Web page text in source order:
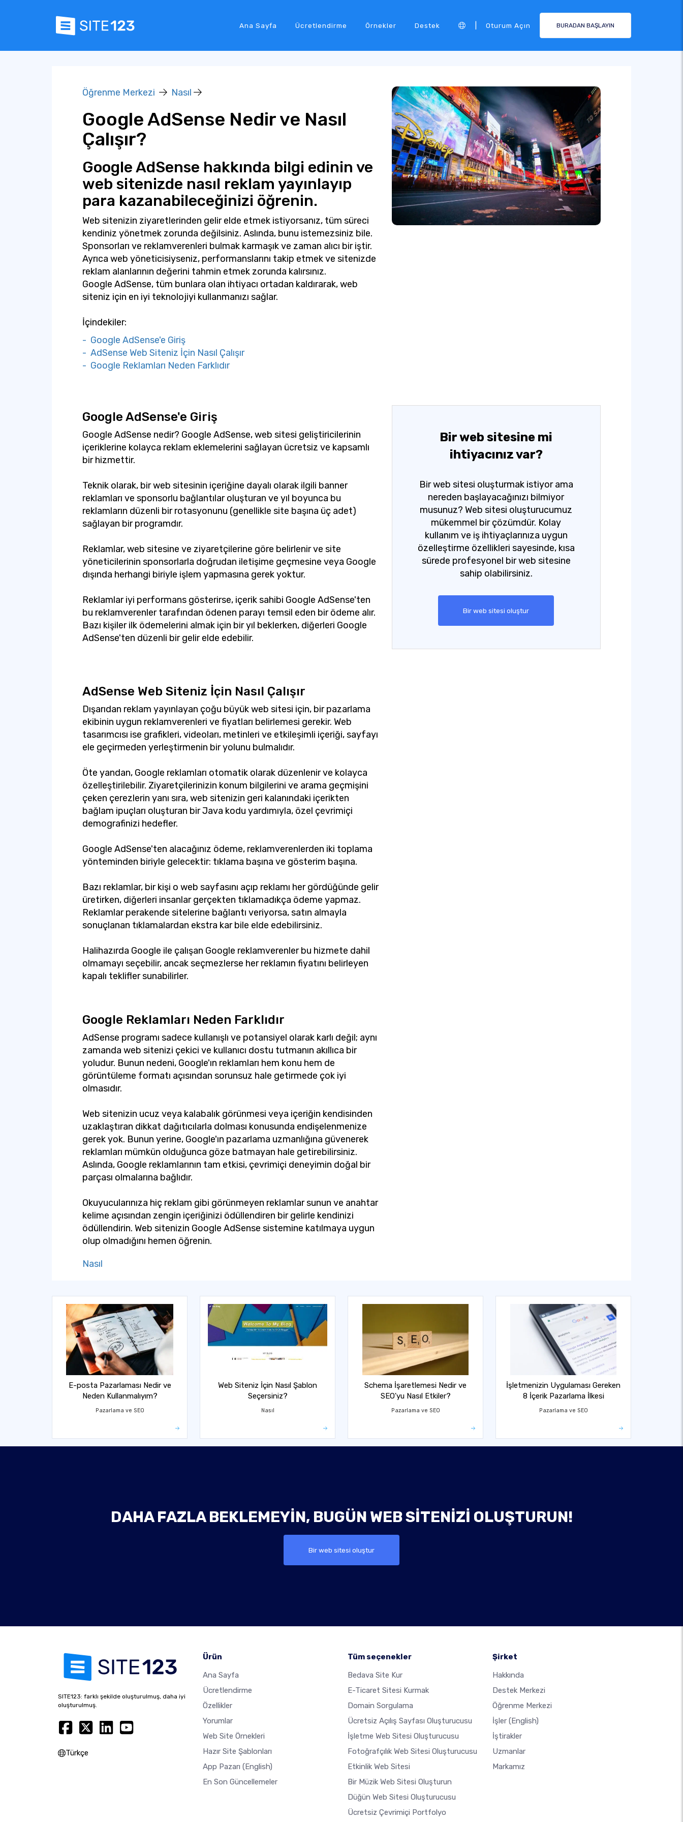
Ana Sayfa Ücretlendirme Örnekler Destek Oturum Açın BURADAN BAŞLAYIN
Öğrenme Merkezi Nasıl
Google AdSense Nedir ve Nasıl
Çalışır?
Google AdSense hakkında bilgi edinin ve
web sitenizde nasıl reklam yayınlayıp
para kazanabileceğinizi öğrenin.
Web sitenizin ziyaretlerinden gelir elde etmek istiyorsanız, tüm süreci
kendiniz yönetmek zorunda değilsiniz. Aslında, bunu istemezsiniz bile.
Sponsorları ve reklamverenleri bulmak karmaşık ve zaman alıcı bir iştir.
Ayrıca web yöneticisiyseniz, performanslarını takip etmek ve sitenizde
reklam alanlarının değerini tahmin etmek zorunda kalırsınız.
Google AdSense, tüm bunlara olan ihtiyacı ortadan kaldırarak, web
siteniz için en iyi teknolojiyi kullanmanızı sağlar.
İçindekiler:
- Google AdSense'e Giriş
- AdSense Web Siteniz İçin Nasıl Çalışır
- Google Reklamları Neden Farklıdır
Google AdSense'e Giriş
Google AdSense nedir? Google AdSense, web sitesi geliştiricilerinin
içeriklerine kolayca reklam eklemelerini sağlayan ücretsiz ve kapsamlı
bir hizmettir.
Teknik olarak, bir web sitesinin içeriğine dayalı olarak ilgili banner
reklamları ve sponsorlu bağlantılar oluşturan ve yıl boyunca bu
reklamların düzenli bir rotasyonunu (genellikle site başına üç adet)
sağlayan bir programdır.
Reklamlar, web sitesine ve ziyaretçilerine göre belirlenir ve site
yöneticilerinin sponsorlarla doğrudan iletişime geçmesine veya Google
dışında herhangi biriyle işlem yapmasına gerek yoktur.
Reklamlar iyi performans gösterirse, içerik sahibi Google AdSense'ten
bu reklamverenler tarafından ödenen parayı temsil eden bir ödeme alır.
Bazı kişiler ilk ödemelerini almak için bir yıl beklerken, diğerleri Google
AdSense'ten düzenli bir gelir elde edebilir.
Bir web sitesine mi
ihtiyacınız var?
Bir web sitesi oluşturmak istiyor ama
nereden başlayacağınızı bilmiyor
musunuz? Web sitesi oluşturucumuz
mükemmel bir çözümdür. Kolay
kullanım ve iş ihtiyaçlarınıza uygun
özelleştirme özellikleri sayesinde, kısa
sürede profesyonel bir web sitesine
sahip olabilirsiniz.
Bir web sitesi oluştur
AdSense Web Siteniz İçin Nasıl Çalışır
Dışarıdan reklam yayınlayan çoğu büyük web sitesi için, bir pazarlama
ekibinin uygun reklamverenleri ve fiyatları belirlemesi gerekir. Web
tasarımcısı ise grafikleri, videoları, metinleri ve etkileşimli içeriği, sayfayı
ele geçirmeden yerleştirmenin bir yolunu bulmalıdır.
Öte yandan, Google reklamları otomatik olarak düzenlenir ve kolayca
özelleştirilebilir. Ziyaretçilerinizin konum bilgilerini ve arama geçmişini
çeken çerezlerin yanı sıra, web sitenizin geri kalanındaki içerikten
bağlam ipuçları oluşturan bir Java kodu yardımıyla, özel çevrimiçi
demografinizi hedefler.
Google AdSense'ten alacağınız ödeme, reklamverenlerden iki toplama
yönteminden biriyle gelecektir: tıklama başına ve gösterim başına.
Bazı reklamlar, bir kişi o web sayfasını açıp reklamı her gördüğünde gelir
üretirken, diğerleri insanlar gerçekten tıklamadıkça ödeme yapmaz.
Reklamlar perakende sitelerine bağlantı veriyorsa, satın almayla
sonuçlanan tıklamalardan ekstra kar bile elde edebilirsiniz.
Halihazırda Google ile çalışan Google reklamverenler bu hizmete dahil
olmamayı seçebilir, ancak seçmezlerse her reklamın fiyatını belirleyen
kapalı teklifler sunabilirler.
Google Reklamları Neden Farklıdır
AdSense programı sadece kullanışlı ve potansiyel olarak karlı değil; aynı
zamanda web sitenizi çekici ve kullanıcı dostu tutmanın akıllıca bir
yoludur. Bunun nedeni, Google'ın reklamları hem konu hem de
görüntüleme formatı açısından sorunsuz hale getirmede çok iyi
olmasıdır.
Web sitenizin ucuz veya kalabalık görünmesi veya içeriğin kendisinden
uzaklaştıran dikkat dağıtıcılarla dolması konusunda endişelenmenize
gerek yok. Bunun yerine, Google'ın pazarlama uzmanlığına güvenerek
reklamları mümkün olduğunca göze batmayan hale getirebilirsiniz.
Aslında, Google reklamlarının tam etkisi, çevrimiçi deneyimin doğal bir
parçası olmalarına bağlıdır.
Okuyucularınıza hiç reklam gibi görünmeyen reklamlar sunun ve anahtar
kelime açısından zengin içeriğinizi ödüllendiren bir gelirle kendinizi
ödüllendirin. Web sitenizin Google AdSense sistemine katılmaya uygun
olup olmadığını hemen öğrenin.
Nasıl
E-posta Pazarlaması Nedir ve
Neden Kullanmalıyım?
Pazarlama ve SEO
Web Siteniz İçin Nasıl Şablon
Seçersiniz?
Nasıl
Schema İşaretlemesi Nedir ve
SEO'yu Nasıl Etkiler?
Pazarlama ve SEO
İşletmenizin Uygulaması Gereken
8 İçerik Pazarlama İlkesi
Pazarlama ve SEO
DAHA FAZLA BEKLEMEYIN, BUGÜN WEB SITENIZI OLUŞTURUN!
Bir web sitesi oluştur
SITE123: farklı şekilde oluşturulmuş, daha iyi
oluşturulmuş.
Türkçe
Ürün
Ana Sayfa
Ücretlendirme
Özellikler
Yorumlar
Web Site Örnekleri
Hazır Site Şablonları
App Pazarı (English)
En Son Güncellemeler
Tüm seçenekler
Bedava Site Kur
E-Ticaret Sitesi Kurmak
Domain Sorgulama
Ücretsiz Açılış Sayfası Oluşturucusu
İşletme Web Sitesi Oluşturucusu
Fotoğrafçılık Web Sitesi Oluşturucusu
Etkinlik Web Sitesi
Bir Müzik Web Sitesi Oluşturun
Düğün Web Sitesi Oluşturucusu
Ücretsiz Çevrimiçi Portfolyo
Şirket
Hakkında
Destek Merkezi
Öğrenme Merkezi
İşler (English)
İştirakler
Uzmanlar
Markamız